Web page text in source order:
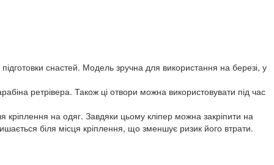
снастей. Модель зручна для використання на березі, у
ретрівера. Також ці отвори можна використовувати під час
на одяг. Завдяки цьому кліпер можна закріпити на
біля місця кріплення, що зменшує ризик його втрати.